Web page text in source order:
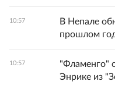
10:57
В Непале
прошлом
10:57
"Фламенго"
Энрике из